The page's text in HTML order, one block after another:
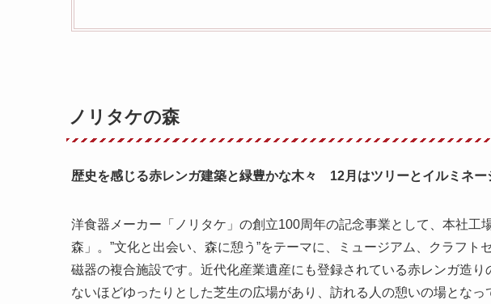
ノリタケの森
歴史を感じる赤レンガ建築と緑豊かな木々 12月はツリーとイルミネー
洋食器メーカー「ノリタケ」の創立100周年の記念事業として、本社工
森」。”文化と出会い、森に憩う”をテーマに、ミュージアム、クラフト
磁器の複合施設です。近代化産業遺産にも登録されている赤レンガ造り
ないほどゆったりとした芝生の広場があり、訪れる人の憩いの場となっ